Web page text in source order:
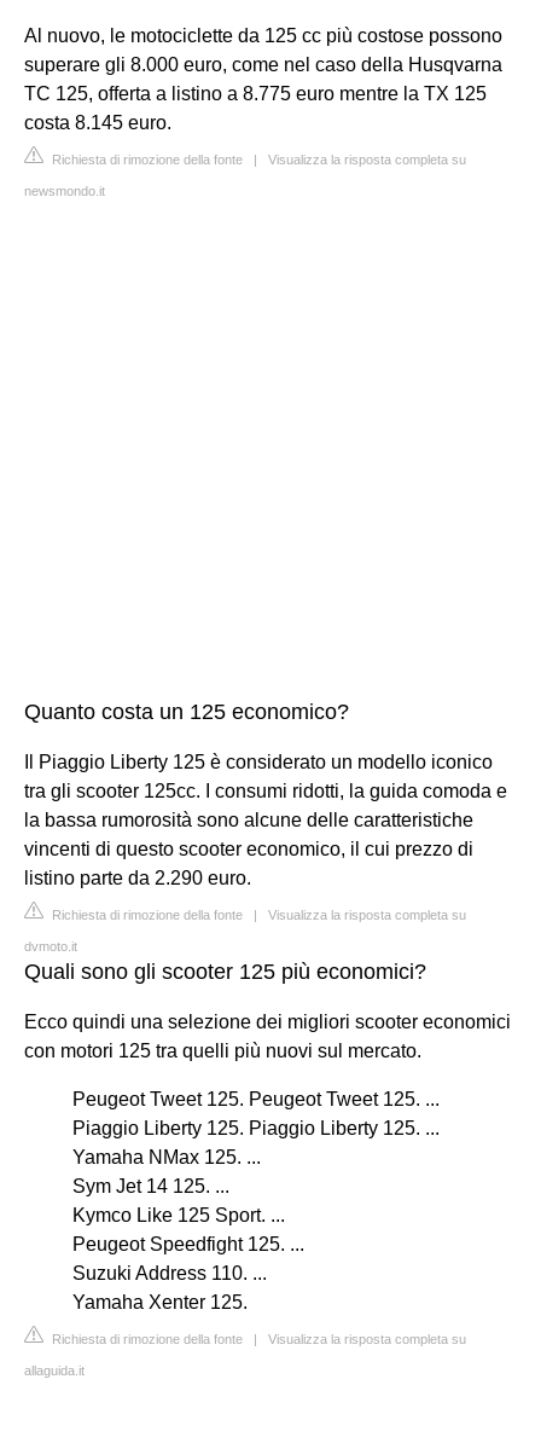
Al nuovo, le motociclette da 125 cc più costose possono
superare gli 8.000 euro, come nel caso della Husqvarna
TC 125, offerta a listino a 8.775 euro mentre la TX 125
costa 8.145 euro.
Richiesta di rimozione della fonte | Visualizza la risposta completa su
newsmondo.it
Quanto costa un 125 economico?
Il Piaggio Liberty 125 è considerato un modello iconico
tra gli scooter 125cc. I consumi ridotti, la guida comoda e
la bassa rumorosità sono alcune delle caratteristiche
vincenti di questo scooter economico, il cui prezzo di
listino parte da 2.290 euro.
Richiesta di rimozione della fonte | Visualizza la risposta completa su
dvmoto.it
Quali sono gli scooter 125 più economici?
Ecco quindi una selezione dei migliori scooter economici
con motori 125 tra quelli più nuovi sul mercato.
Peugeot Tweet 125. Peugeot Tweet 125. ...
Piaggio Liberty 125. Piaggio Liberty 125. ...
Yamaha NMax 125. ...
Sym Jet 14 125. ...
Kymco Like 125 Sport. ...
Peugeot Speedfight 125. ...
Suzuki Address 110. ...
Yamaha Xenter 125.
Richiesta di rimozione della fonte | Visualizza la risposta completa su
allaguida.it